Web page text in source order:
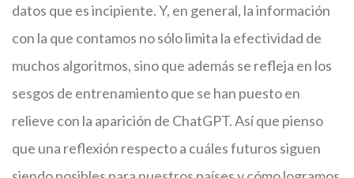
datos que es incipiente. Y, en general, la información
con la que contamos no sólo limita la efectividad de
muchos algoritmos, sino que además se refleja en los
sesgos de entrenamiento que se han puesto en
relieve con la aparición de ChatGPT. Así que pienso
que una reflexión respecto a cuáles futuros siguen